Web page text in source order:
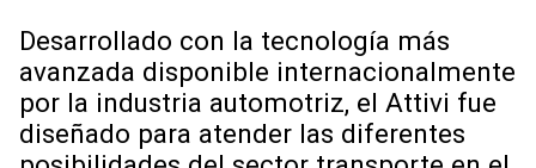
Desarrollado con la tecnología más
avanzada disponible internacionalmente
por la industria automotriz, el Attivi fue
diseñado para atender las diferentes